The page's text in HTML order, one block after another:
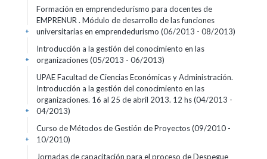
Formación en emprendedurismo para docentes de
EMPRENUR . Módulo de desarrollo de las funciones
universitarias en emprendedurismo (06/2013 - 08/2013)
+
Introducción a la gestión del conocimiento en las
organizaciones(05/2013 - 06/2013)
+
UPAE Facultad de Ciencias Económicas y Administración.
Introducción a la gestión del conocimiento en las
organizaciones. 16 al 25 de abril 2013. 12 hs(04/2013 -
04/2013)
+
Curso de Métodos de Gestión de Proyectos(09/2010 -
10/2010)
+
Jornadas de capacitación para el proceso de Despegue